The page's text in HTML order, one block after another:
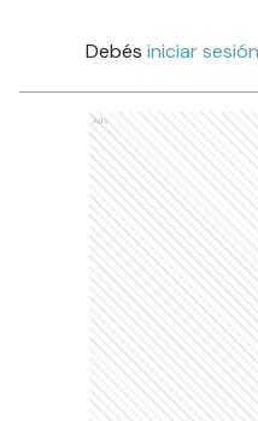
Debés iniciar sesión
Ads